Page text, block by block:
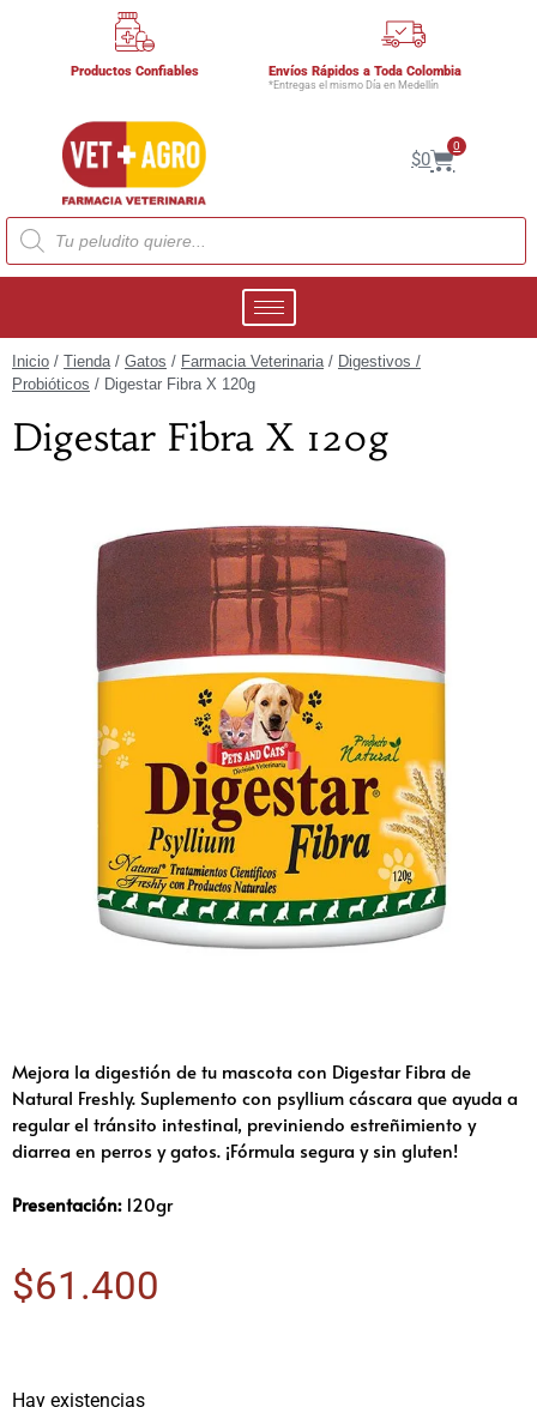
Productos Confiables Envíos Rápidos a Toda Colombia
*Entregas el mismo Día en Medellín
$0
0
Inicio / Tienda/ Gatos / Farmacia Veterinaria/ Digestivos /
Probióticos / Digestar Fibra X 120g
Digestar Fibra X 120g
Mejora la digestión de tu mascota con Digestar Fibra de
Natural Freshly. Suplemento con psyllium cáscara que ayuda a
regular el tránsito intestinal, previniendo estreñimiento y
diarrea en perros y gatos. ¡Fórmula segura y sin gluten!
Presentación:120gr
$61.400
Hay existencias